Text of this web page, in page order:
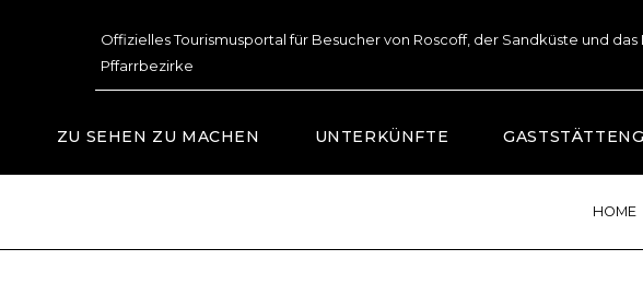
Offizielles Tourismusportal für Besucher von Roscoff, der Sandküste und das
Pffarrbezirke
ZU SEHEN ZU MACHEN UNTERKÜNFTE
HOME